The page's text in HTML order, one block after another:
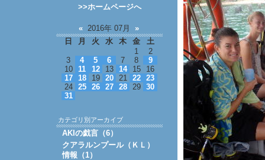
>>ホームページへ
« 2016年 07月 »
日
月 火 水 木 金
土
1
2
3
4 5 6 7 8
9
10
11 12 13 14 15
16
17
18 19 20 21 22
23
24
25 26 27 28 29
30
31
カテゴリ別アーカイブ
AKIの戯言（6）
クアラルンプール（ＫＬ）
情報（1）